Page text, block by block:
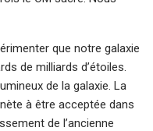
que notre galaxie
de milliards d’étoiles.
de la galaxie. La
à être acceptée dans
de l’ancienne